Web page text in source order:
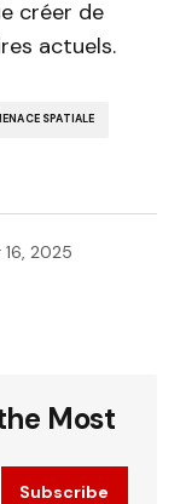
créer de
actuels.
SPATIALE
16, 2025
Les
avec
Most
Subscribe